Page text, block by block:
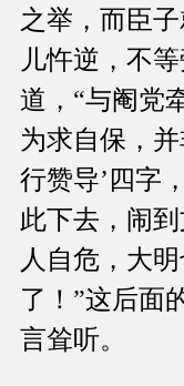
之举，而臣
儿忤逆，不
道，“与阉党
为求自保，
行赞导’四字
此下去，闹
人自危，大
了！”这后面
言耸听。